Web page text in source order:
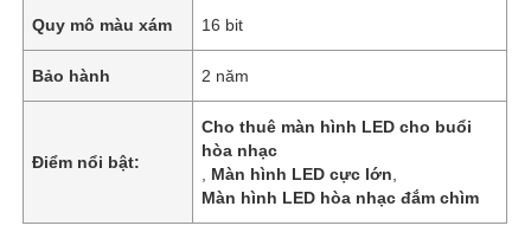
Quy mô màu xám 16 bit
Bảo hành 2 năm
Điểm nổi bật:
Cho thuê màn hình LED cho buổi
hòa nhạc
Màn hình LED cực lớn
Màn hình LED hòa nhạc đắm chìm